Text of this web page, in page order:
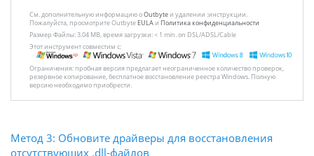
См. дополнительную информацию оOutbyteи удалении :инструкции.
Пожалуйста, просмотрите Outbyte EULAи Политика конфиденциальности
Размер Файлы: 3.04 MB, время загрузки: < 1 min. on DSL/ADSL/Cable
Этот инструмент совместим с:
Ограничения: пробная версия предлагает неограниченное количество проверок,
резервное копирование, бесплатное восстановление реестра Windows. Полную
версию необходимо приобрести.
Метод 3: Обновите драйверы для восстановления
отсутствующих .dll-файлов